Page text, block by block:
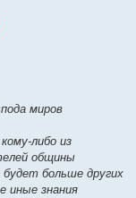
миров
либо из
общины
больше других
иные знания